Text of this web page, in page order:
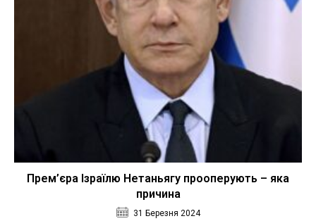
Прем’єра Ізраїлю Нетаньягу прооперують – яка
причина
31 Березня 2024